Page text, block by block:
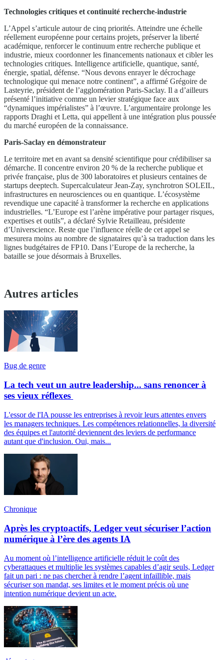
Technologies critiques et continuité recherche-industrie
L’Appel s’articule autour de cinq priorités. Atteindre une échelle
réellement européenne pour certains projets, préserver la liberté
académique, renforcer le continuum entre recherche publique et
industrie, mieux coordonner les financements nationaux et cibler les
technologies critiques. Intelligence artificielle, quantique, santé,
énergie, spatial, défense. “Nous devons enrayer le décrochage
technologique qui menace notre continent”, a affirmé Grégoire de
Lasteyrie, président de l’agglomération Paris-Saclay. Il a d’ailleurs
présenté l’initiative comme un levier stratégique face aux
“dynamiques impérialistes” à l’œuvre. L’argumentaire prolonge les
rapports Draghi et Letta, qui appellent à une intégration plus poussée
du marché européen de la connaissance.
Paris-Saclay en démonstrateur
Le territoire met en avant sa densité scientifique pour crédibiliser sa
démarche. Il concentre environ 20 % de la recherche publique et
privée française, plus de 300 laboratoires et plusieurs centaines de
startups deeptech. Supercalculateur Jean-Zay, synchrotron SOLEIL,
infrastructures en neurosciences ou en quantique. L’écosystème
revendique une capacité à transformer la recherche en applications
industrielles. “L’Europe est l’arène impérative pour partager risques,
expertises et outils”, a déclaré Sylvie Retailleau, présidente
d’Universcience. Reste que l’influence réelle de cet appel se
mesurera moins au nombre de signataires qu’à sa traduction dans les
lignes budgétaires de FP10. Dans l’Europe de la recherche, la
bataille se joue désormais à Bruxelles.
Autres articles
Bug de genre
La tech veut un autre leadership... sans renoncer à
ses vieux réflexes
L'essor de l'IA pousse les entreprises à revoir leurs attentes envers
les managers techniques. Les compétences relationnelles, la diversité
des équipes et l'autorité deviennent des leviers de performance
autant que d'inclusion. Oui, mais...
Chronique
Après les cryptoactifs, Ledger veut sécuriser l’action
numérique à l’ère des agents IA
Au moment où l’intelligence artificielle réduit le coût des
cyberattaques et multiplie les systèmes capables d’agir seuls, Ledger
fait un pari : ne pas chercher à rendre l’agent infaillible, mais
sécuriser son mandat, ses limites et le moment précis où une
intention numérique devient un acte.